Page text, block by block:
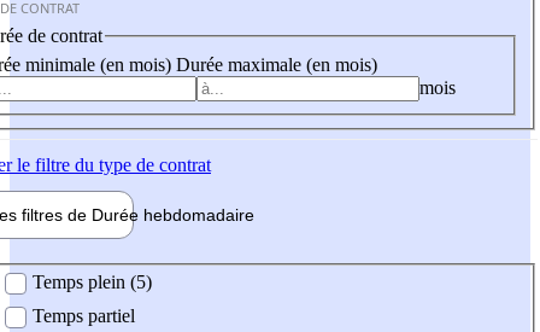
CONTRAT
de contrat
minimale (en mois) Durée maximale (en mois)
mois
le filtre du type de contrat
filtres de Durée hebdomadaire
Temps plein (5)
Temps partiel